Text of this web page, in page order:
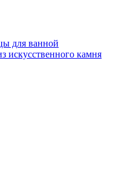
для ванной
искусственного камня